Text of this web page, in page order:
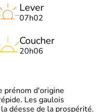
Lever
07h02
Coucher
20h06
prénom d'origine
Les gaulois
déesse de la prospérité.